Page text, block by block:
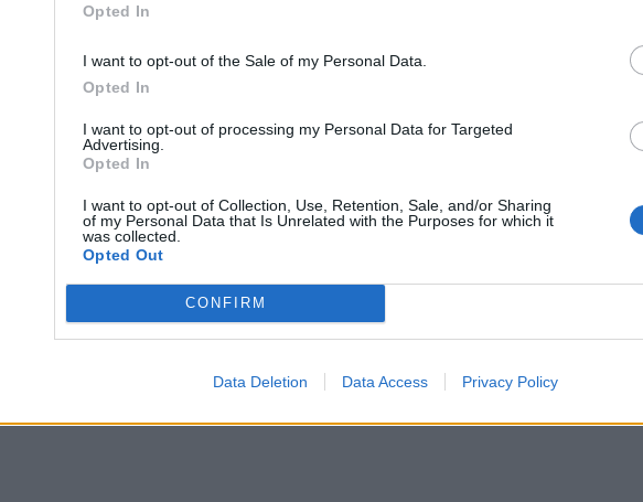
Opted In
I want to opt-out of the Sale of my Personal Data.
Opted In
I want to opt-out of processing my Personal Data for Targeted
Advertising.
Opted In
I want to opt-out of Collection, Use, Retention, Sale, and/or Sharing
of my Personal Data that Is Unrelated with the Purposes for which it
was collected.
Opted Out
CONFIRM
Data Deletion Data Access Privacy Policy